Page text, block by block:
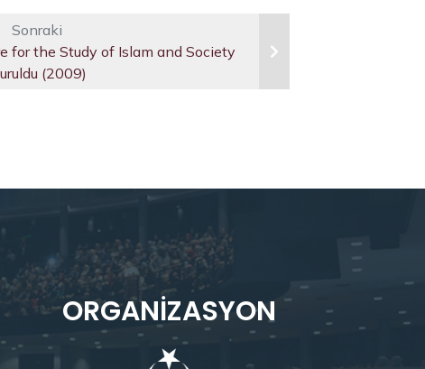
Sonraki
for the Study of Islam and Society
(2009)
ORGANIZASYON